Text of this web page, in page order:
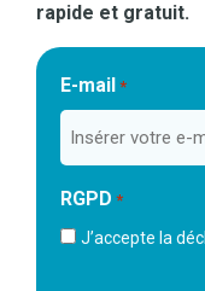
rapide et gratuit.
E-mail *
RGPD *
J’accepte la